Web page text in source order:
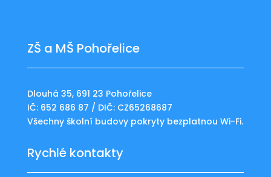
ZŠ a MŠ Pohořelice
Dlouhá 35, 691 23 Pohořelice
IČ: 652 686 87 / DIČ: CZ65268687
Všechny školní budovy pokryty bezplatnou Wi-Fi.
Rychlé kontakty